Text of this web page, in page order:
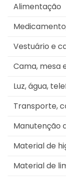
Alimentação
Vestuário e
Cama, mesa
Luz, água,
Transporte,
Manutenção
Material de
Material de